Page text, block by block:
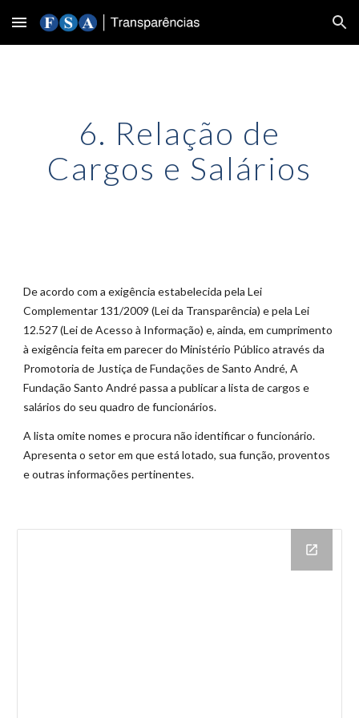
Skip to main content Skip to navigation
6. Relação de
Cargos e Salários
De acordo com a exigência estabelecida pela Lei
Complementar 131/2009 (Lei da Transparência) e pela Lei
12.527 (Lei de Acesso à Informação) e, ainda, em cumprimento
à exigência feita em parecer do Ministério Público através da
Promotoria de Justiça de Fundações de Santo André, A
Fundação Santo André passa a publicar a lista de cargos e
salários do seu quadro de funcionários.
A lista omite nomes e procura não identificar o funcionário.
Apresenta o setor em que está lotado, sua função, proventos
e outras informações pertinentes.